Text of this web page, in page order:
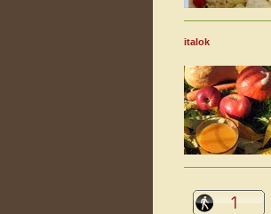
italok